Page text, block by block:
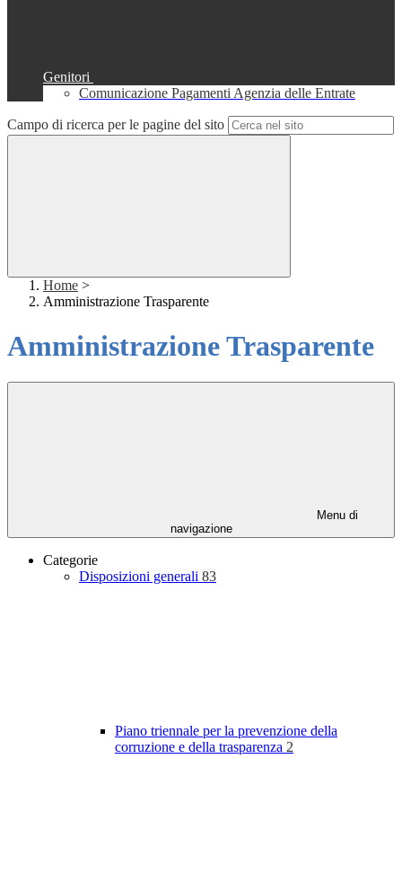
Genitori
Comunicazione Pagamenti Agenzia delle Entrate
Campo di ricerca per le pagine del sito
Home >
Amministrazione Trasparente
Amministrazione Trasparente
Menu di
navigazione
Categorie
Disposizioni generali 83
Piano triennale per la prevenzione della
corruzione e della trasparenza 2